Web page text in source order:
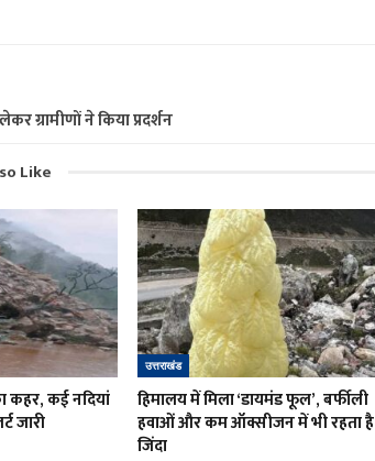
ग्रामीणों ने किया प्रदर्शन
Like
कहर, कई नदियां
जारी
उत्तराखंड
हिमालय में मिला ‘डायमंड फूल’, बर्फीली
हवाओं और कम ऑक्सीजन में भी रहता है
जिंदा